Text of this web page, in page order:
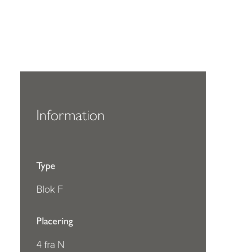
Information
Type
Blok F
Placering
4 fra N